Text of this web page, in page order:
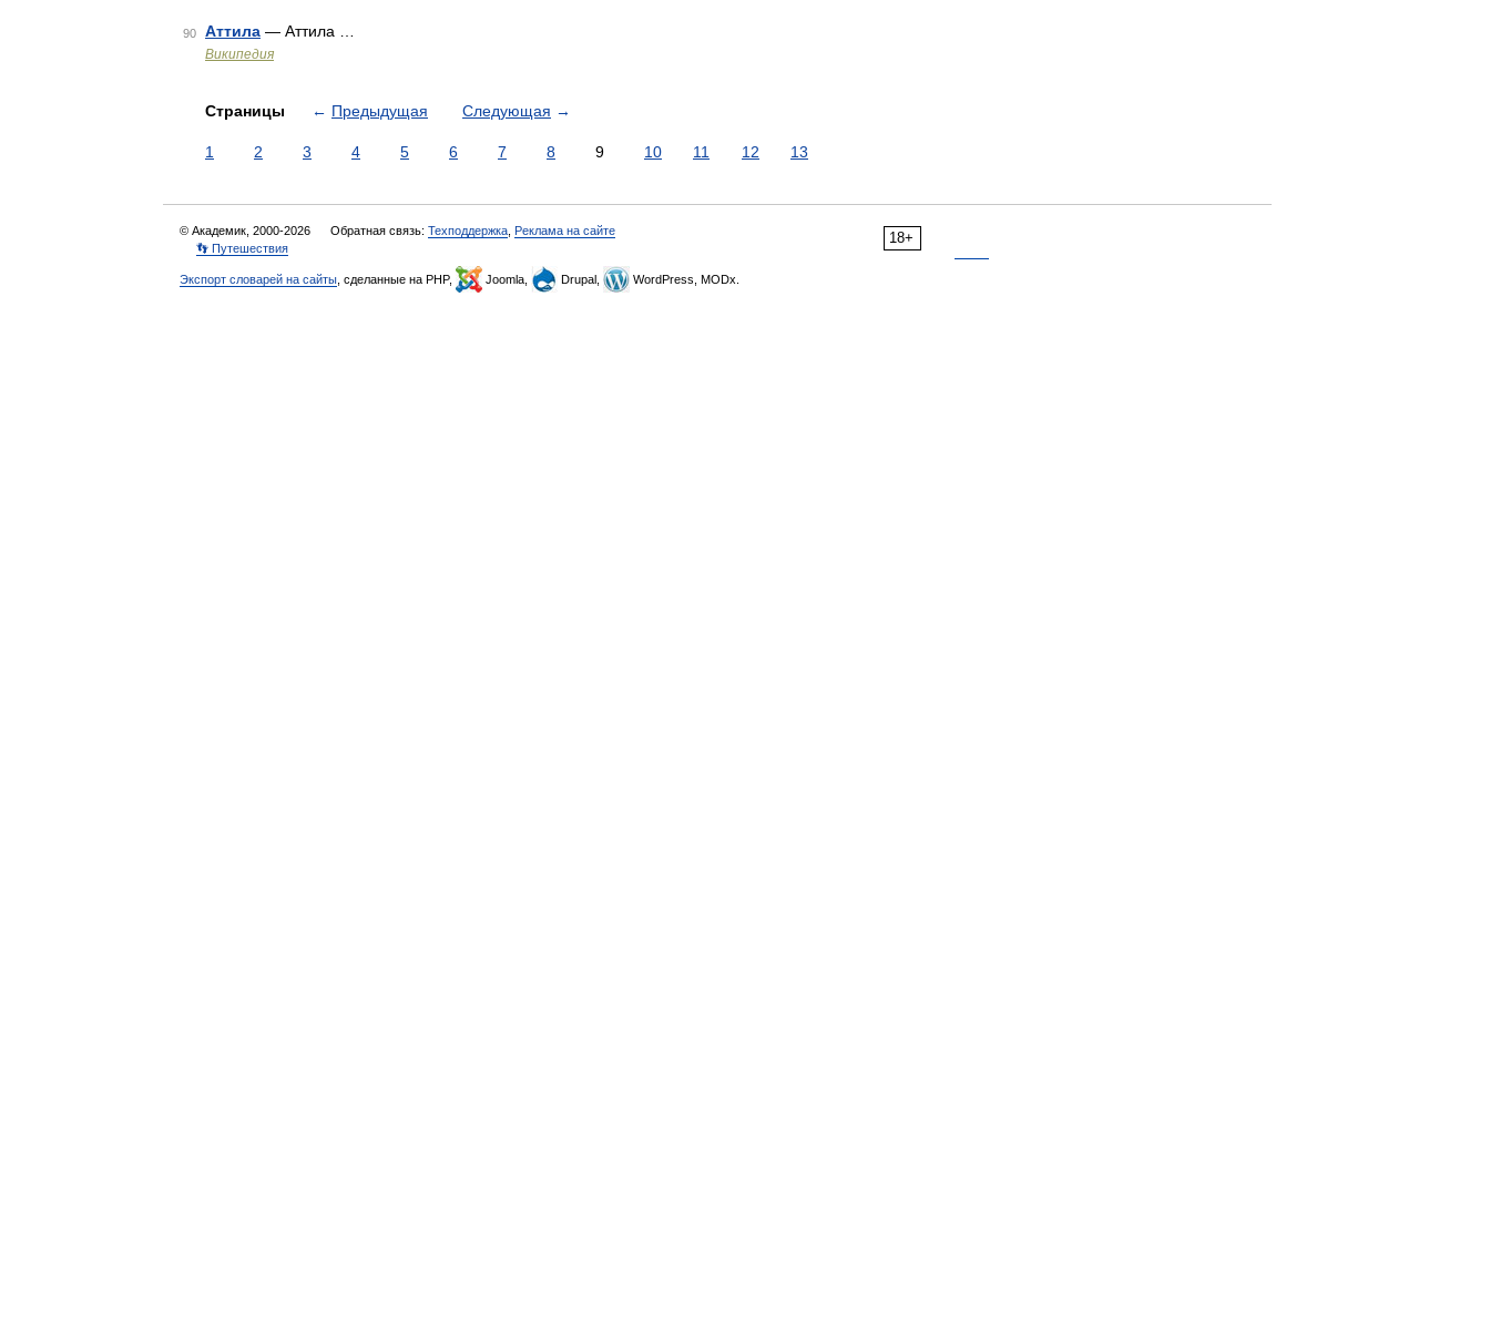
90 Аттила — Аттила …
Википедия
Страницы ← Предыдущая Следующая →
1 2 3 4 5 6 7 8 9 10 11 12 13
18+
© Академик, 2000-2026 Обратная связь: Техподдержка Реклама на сайте
👣 Путешествия
Экспорт словарей на сайты , сделанные на PHP, Joomla, Drupal, WordPress, MODx.